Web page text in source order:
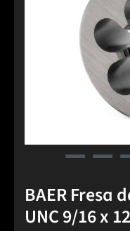
BAER Fresa
UNC 9/16 x